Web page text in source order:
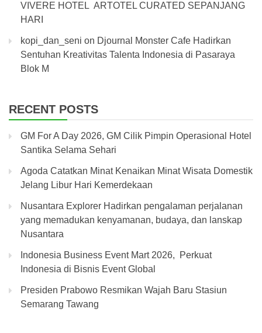
VIVERE HOTEL ARTOTEL CURATED SEPANJANG
HARI
kopi_dan_seni on Djournal Monster Cafe Hadirkan
Sentuhan Kreativitas Talenta Indonesia di Pasaraya
Blok M
RECENT POSTS
GM For A Day 2026, GM Cilik Pimpin Operasional Hotel
Santika Selama Sehari
Agoda Catatkan Minat Kenaikan Minat Wisata Domestik
Jelang Libur Hari Kemerdekaan
Nusantara Explorer Hadirkan pengalaman perjalanan
yang memadukan kenyamanan, budaya, dan lanskap
Nusantara
Indonesia Business Event Mart 2026, Perkuat
Indonesia di Bisnis Event Global
Presiden Prabowo Resmikan Wajah Baru Stasiun
Semarang Tawang